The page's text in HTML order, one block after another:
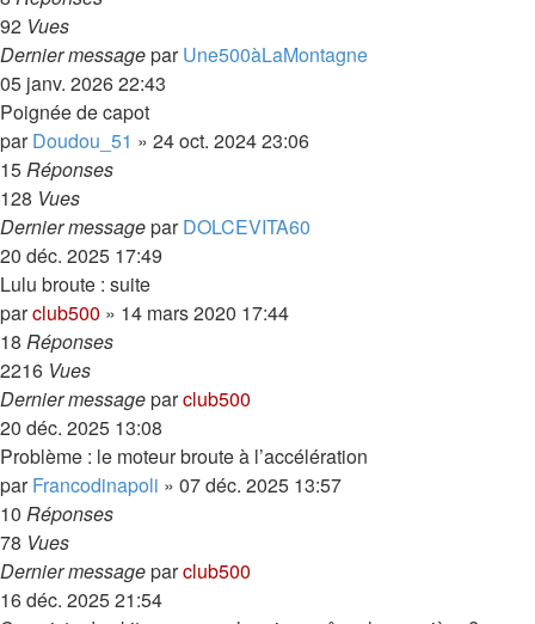
92 Vues
Dernier messageparUne500àLaMontagne
05 janv. 2026 22:43
Poignée de capot
parDoudou_51 » 24 oct. 2024 23:06
15Réponses
128 Vues
Dernier messageparDOLCEVITA60
20 déc. 2025 17:49
Lulu broute : suite
parclub500 » 14 mars 2020 17:44
18 Réponses
2216 Vues
Dernier messageparclub500
20 déc. 2025 13:08
Problème : le moteur broute à l’accélération
parFrancodinapoli » 07 déc. 2025 13:57
10 Réponses
78 Vues
Dernier messageparclub500
16 déc. 2025 21:54